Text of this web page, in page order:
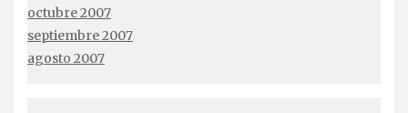
octubre 2007
septiembre 2007
agosto 2007